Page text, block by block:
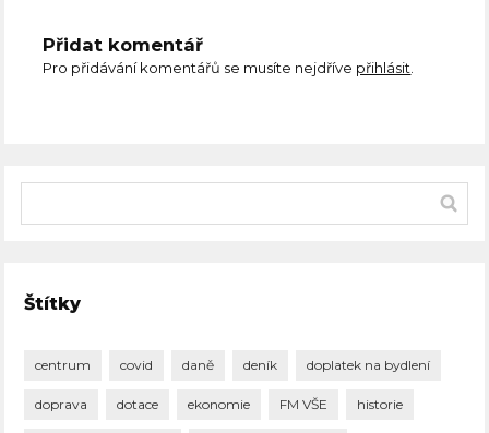
Přidat komentář
Pro přidávání komentářů se musíte nejdříve přihlásit
Štítky
centrum covid daně deník doplatek na bydlení
doprava dotace ekonomie FM VŠE historie